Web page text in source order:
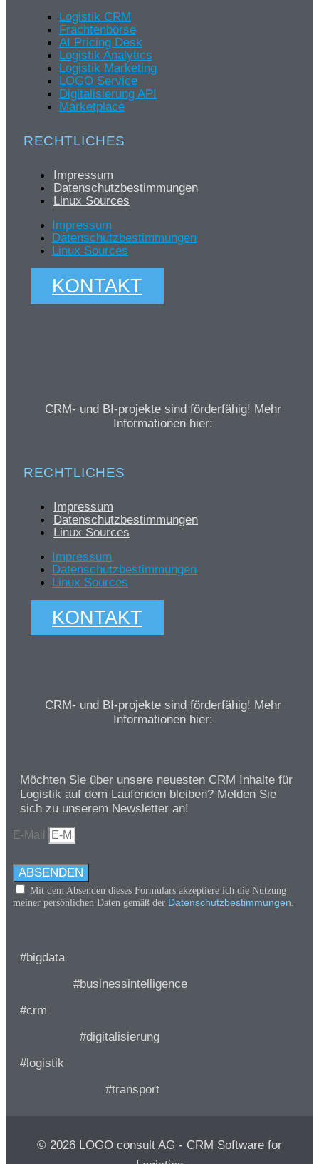
Logistik CRM
Frachtenbörse
AI Pricing Desk
Logistik Analytics
Logistik Marketing
LOGO Service
Digitalisierung API
Marketplace
RECHTLICHES
Impressum
Datenschutzbestimmungen
Linux Sources
Impressum
Datenschutzbestimmungen
Linux Sources
KONTAKT
CRM- und BI-projekte sind förderfähig! Mehr
Informationen hier:
RECHTLICHES
Impressum
Datenschutzbestimmungen
Linux Sources
Impressum
Datenschutzbestimmungen
Linux Sources
KONTAKT
CRM- und BI-projekte sind förderfähig! Mehr
Informationen hier:
Möchten Sie über unsere neuesten CRM Inhalte für
Logistik auf dem Laufenden bleiben? Melden Sie
sich zu unserem Newsletter an!
E-Mail
ABSENDEN
Mit dem Absenden dieses Formulars akzeptiere ich die Nutzung
meiner persönlichen Daten gemäß der Datenschutzbestimmungen.
#bigdata
#businessintelligence
#crm
#digitalisierung
#logistik
#transport
© 2026 LOGO consult AG - CRM Software for